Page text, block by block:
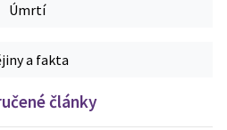
Úmrtí
a fakta
články